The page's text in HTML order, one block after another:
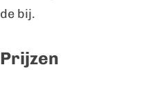
de bij.
Prijzen